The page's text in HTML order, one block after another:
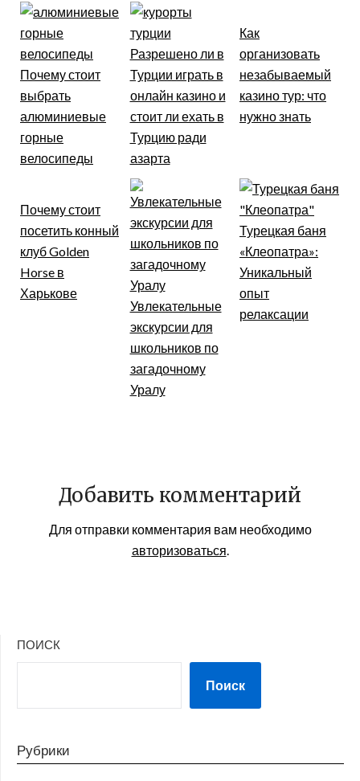
Почему стоит
выбрать
алюминиевые
горные
велосипеды
Разрешено ли в
Турции играть в
онлайн казино и
стоит ли ехать в
Турцию ради
азарта
Как
организовать
незабываемый
казино тур: что
нужно знать
Почему стоит
посетить конный
клуб Golden
Horse в
Харькове
Увлекательные
экскурсии для
школьников по
загадочному
Уралу
Турецкая баня
«Клеопатра»:
Уникальный
опыт
релаксации
Добавить комментарий
Для отправки комментария вам необходимо
авторизоваться
ПОИСК
Поиск
Рубрики